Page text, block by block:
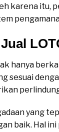
karena itu,
hanya
sesuai
yang
baik. Hal